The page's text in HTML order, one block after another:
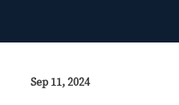
Sep 11, 2024